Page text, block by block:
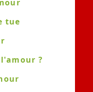
tue
l'amour ?